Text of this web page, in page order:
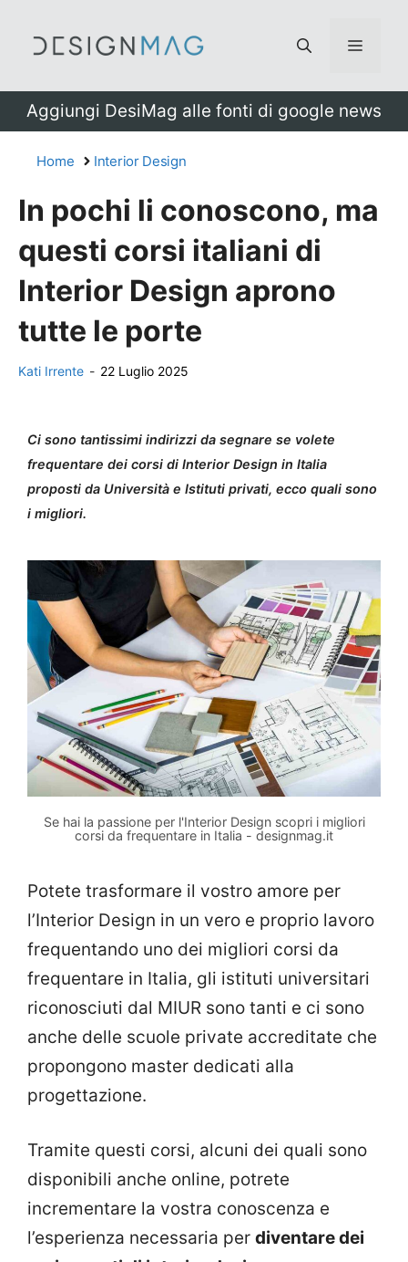
Menu
Aggiungi DesiMag alle fonti di google news
Home Interior Design
In pochi li conoscono, ma
questi corsi italiani di
Interior Design aprono
tutte le porte
Kati Irrente - 22 Luglio 2025
Ci sono tantissimi indirizzi da segnare se volete
frequentare dei corsi di Interior Design in Italia
proposti da Università e Istituti privati, ecco quali sono
i migliori.
Se hai la passione per l'Interior Design scopri i migliori
corsi da frequentare in Italia - designmag.it
Potete trasformare il vostro amore per
l’Interior Design in un vero e proprio lavoro
frequentando uno dei migliori corsi da
frequentare in Italia, gli istituti universitari
riconosciuti dal MIUR sono tanti e ci sono
anche delle scuole private accreditate che
propongono master dedicati alla
progettazione.
Tramite questi corsi, alcuni dei quali sono
disponibili anche online, potrete
incrementare la vostra conoscenza e
l’esperienza necessaria per diventare dei